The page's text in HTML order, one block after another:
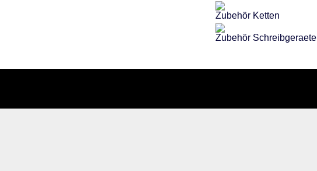
Zubehör Ketten
Zubehör Schreibgeraete